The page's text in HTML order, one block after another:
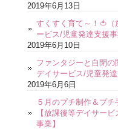
2019年6月13日
すくすく育て～！🍅（
ービス/児童発達支援事
2019年6月10日
ファンタジーと自閉の
デイサービス/児童発達
2019年6月6日
５月のプチ制作＆プチ
【放課後等デイサー
事業】